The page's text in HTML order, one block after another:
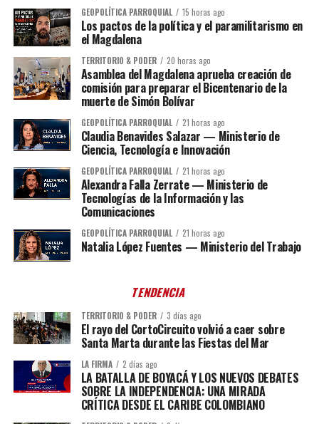
GEOPOLÍTICA PARROQUIAL 15 horas ago
Los pactos de la política y el paramilitarismo en
el Magdalena
TERRITORIO & PODER 20 horas ago
Asamblea del Magdalena aprueba creación de
comisión para preparar el Bicentenario de la
muerte de Simón Bolívar
GEOPOLÍTICA PARROQUIAL 21 horas ago
Claudia Benavides Salazar — Ministerio de
Ciencia, Tecnología e Innovación
GEOPOLÍTICA PARROQUIAL 21 horas ago
Alexandra Falla Zerrate — Ministerio de
Tecnologías de la Información y las
Comunicaciones
GEOPOLÍTICA PARROQUIAL 21 horas ago
Natalia López Fuentes — Ministerio del Trabajo
TENDENCIA
TERRITORIO & PODER 3 días ago
El rayo del CortoCircuito volvió a caer sobre
Santa Marta durante las Fiestas del Mar
LA FIRMA 2 días ago
LA BATALLA DE BOYACÁ Y LOS NUEVOS DEBATES
SOBRE LA INDEPENDENCIA: UNA MIRADA
CRÍTICA DESDE EL CARIBE COLOMBIANO